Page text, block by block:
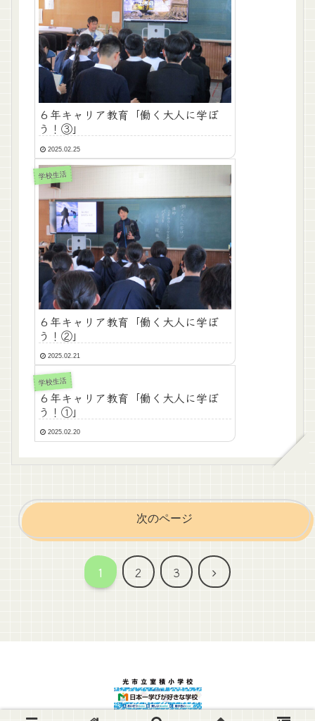
６年キャリア教育「働く大人に学ぼ
う！③」
2025.02.25
学校生活
６年キャリア教育「働く大人に学ぼ
う！②」
2025.02.21
学校生活
６年キャリア教育「働く大人に学ぼ
う！①」
2025.02.20
次のページ
1 2 3
次